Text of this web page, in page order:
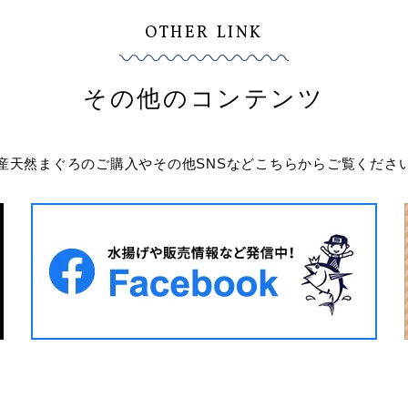
OTHER LINK
その他のコンテンツ
天然まぐろのご購入やその他SNSなどこちらからご覧くださ